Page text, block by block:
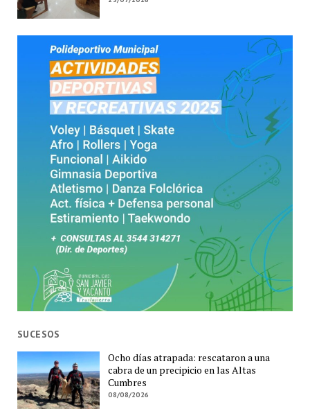
SUCESOS
Ocho días atrapada: rescataron a una
cabra de un precipicio en las Altas
Cumbres
08/08/2026